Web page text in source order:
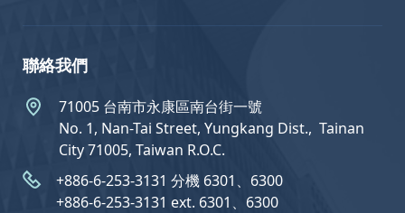
聯絡我們
71005 台南市永康區南台街一號
No. 1, Nan-Tai Street, Yungkang Dist.,  Tainan
City 71005, Taiwan R.O.C.
+886-6-253-3131 分機 6301、6300
+886-6-253-3131 ext. 6301、6300